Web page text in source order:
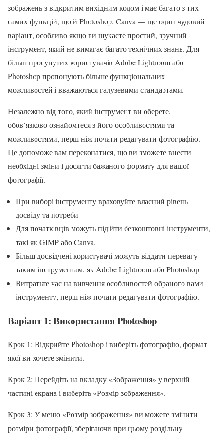
зображень з відкритим вихідним кодом і має багато з тих
самих функцій, що й Photoshop. Canva — ще один чудовий
варіант, особливо якщо ви шукаєте простий, зручний
інструмент, який не вимагає багато технічних знань. Для
більш просунутих користувачів Adobe Lightroom або
Photoshop пропонують більше функціональних
можливостей і вважаються галузевими стандартами.
Незалежно від того, який інструмент ви оберете,
обов’язково ознайомтеся з його особливостями та
можливостями, перш ніж почати редагувати фотографію.
Це допоможе вам переконатися, що ви зможете внести
необхідні зміни і досягти бажаного формату для вашої
фотографії.
При виборі інструменту враховуйте власний рівень
досвіду та потреби
Для початківців можуть підійти безкоштовні інструменти,
такі як GIMP або Canva.
Більш досвідчені користувачі можуть віддати перевагу
таким інструментам, як Adobe Lightroom або Photoshop
Витратьте час на вивчення особливостей обраного вами
інструменту, перш ніж почати редагувати фотографію.
Варіант 1: Використання Photoshop
Крок 1: Відкрийте Photoshop і виберіть фотографію, формат
якої ви хочете змінити.
Крок 2: Перейдіть на вкладку «Зображення» у верхній
частині екрана і виберіть «Розмір зображення».
Крок 3: У меню «Розмір зображення» ви можете змінити
розміри фотографії, зберігаючи при цьому роздільну